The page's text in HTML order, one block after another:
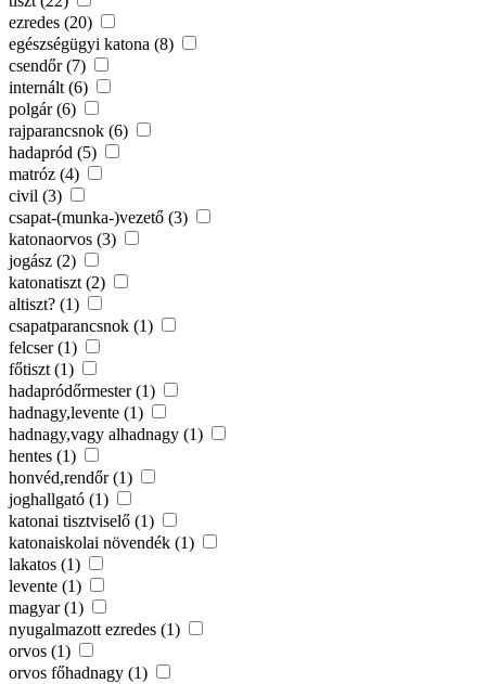
ezredes (20)
egészségügyi katona (8)
csendőr (7)
internált (6)
polgár (6)
rajparancsnok (6)
hadapród (5)
matróz (4)
civil (3)
csapat-(munka-)vezető (3)
katonaorvos (3)
jogász (2)
katonatiszt (2)
altiszt? (1)
csapatparancsnok (1)
felcser (1)
főtiszt (1)
hadapródőrmester (1)
hadnagy,levente (1)
hadnagy,vagy alhadnagy (1)
hentes (1)
honvéd,rendőr (1)
joghallgató (1)
katonai tisztviselő (1)
katonaiskolai növendék (1)
lakatos (1)
levente (1)
magyar (1)
nyugalmazott ezredes (1)
orvos (1)
orvos főhadnagy (1)